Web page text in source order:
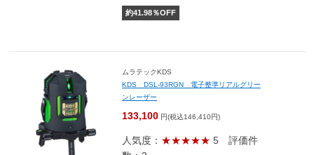
約41.98％OFF
ムラテックKDS
KDS DSL-93RGN 電子整準リアルグリー
ンレーザー
133,100 円(税込146,410円)
人気度： ★★★★★ 5 評価件